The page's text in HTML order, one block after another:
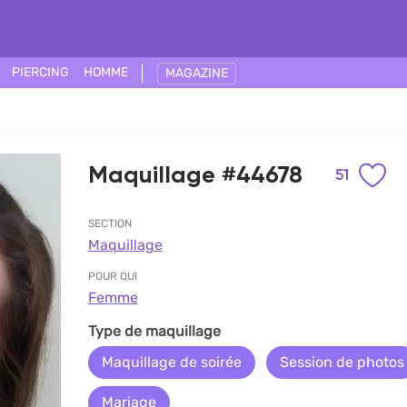
PIERCING HOMME MAGAZINE
Maquillage #44678 51
SECTION
Maquillage
POUR QUI
Femme
Type de maquillage
Maquillage de soirée
Session de photos
Mariage